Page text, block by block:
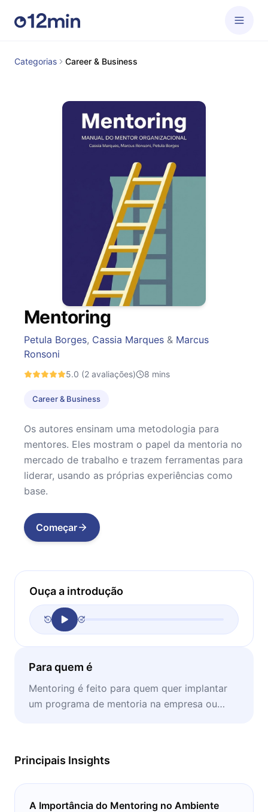
Categorias Career & Business
Mentoring
Petula Borges, Cassia Marques & Marcus
Ronsoni
5.0 (2 avaliações) 8 mins
Career & Business
Os autores ensinam uma metodologia para
mentores. Eles mostram o papel da mentoria no
mercado de trabalho e trazem ferramentas para
liderar, usando as próprias experiências como
base.
Começar
Ouça a introdução
Para quem é
Mentoring é feito para quem quer implantar
um programa de mentoria na empresa ou
Principais Insights
A Importância do Mentoring no Ambiente